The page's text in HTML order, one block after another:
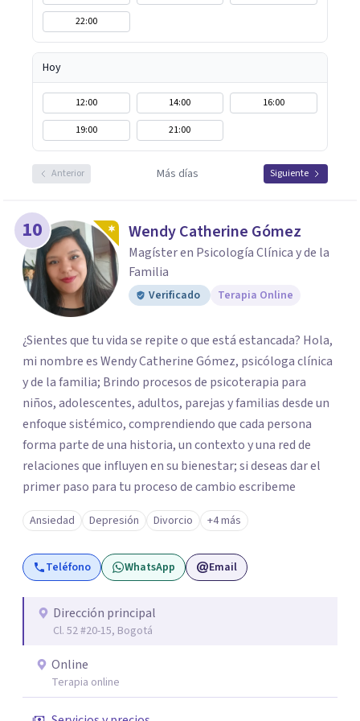
22:00
Hoy
12:00 14:00
16:00
19:00
21:00
Anterior Más días Siguiente
10 Wendy Catherine Gómez
Magíster en Psicología Clínica y de la
Familia
Verificado Terapia Online
¿Sientes que tu vida se repite o que está estancada? Hola,
mi nombre es Wendy Catherine Gómez, psicóloga clínica
y de la familia; Brindo procesos de psicoterapia para
niños, adolescentes, adultos, parejas y familias desde un
enfoque sistémico, comprendiendo que cada persona
forma parte de una historia, un contexto y una red de
relaciones que influyen en su bienestar; si deseas dar el
primer paso para tu proceso de cambio escribeme
Ansiedad Depresión Divorcio +4 más
Teléfono WhatsApp Email
Dirección principal
Cl. 52 #20-15, Bogotá
Online
Terapia online